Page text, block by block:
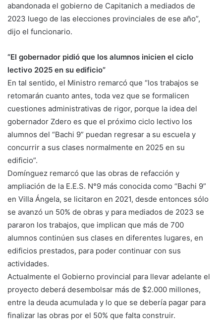
abandonada el gobierno de Capitanich a mediados de
2023 luego de las elecciones provinciales de ese año”,
dijo el funcionario.
“El gobernador pidió que los alumnos inicien el ciclo
lectivo 2025 en su edificio”
En tal sentido, el Ministro remarcó que “los trabajos se
retomarán cuanto antes, toda vez que se formalicen
cuestiones administrativas de rigor, porque la idea del
gobernador Zdero es que el próximo ciclo lectivo los
alumnos del “Bachi 9” puedan regresar a su escuela y
concurrir a sus clases normalmente en 2025 en su
edificio”.
Domínguez remarcó que las obras de refacción y
ampliación de la E.E.S. N°9 más conocida como “Bachi 9”
en Villa Ángela, se licitaron en 2021, desde entonces sólo
se avanzó un 50% de obras y para mediados de 2023 se
pararon los trabajos, que implican que más de 700
alumnos continúen sus clases en diferentes lugares, en
edificios prestados, para poder continuar con sus
actividades.
Actualmente el Gobierno provincial para llevar adelante el
proyecto deberá desembolsar más de $2.000 millones,
entre la deuda acumulada y lo que se debería pagar para
finalizar las obras por el 50% que falta construir.